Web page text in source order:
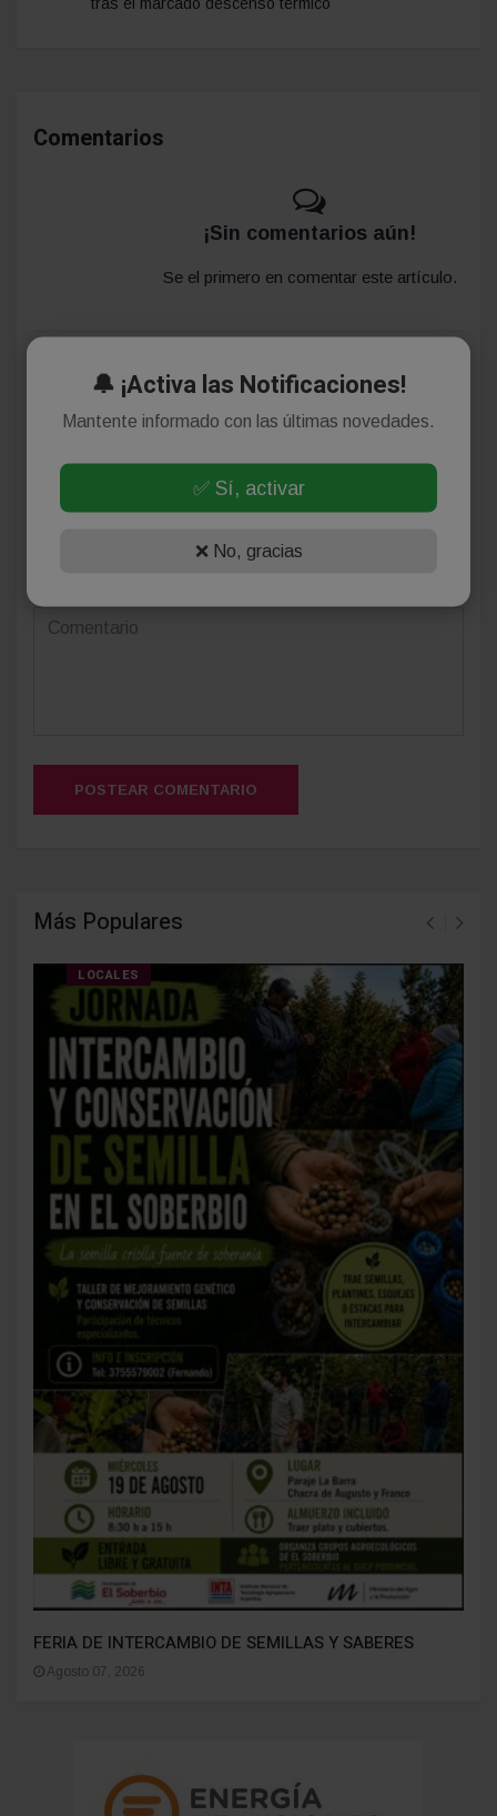
Comentarios
¡Sin comentarios aún!
Se el primero en comentar este artículo.
Deja tu comentario
(Su email no será publicado)
POSTEAR COMENTARIO
Más Populares
LOCALES
FERIA DE INTERCAMBIO DE SEMILLAS Y SABERES
Agosto 07, 2026
🔔 ¡Activa las Notificaciones!
Mantente informado con las últimas novedades.
✅ Sí, activar
❌ No, gracias